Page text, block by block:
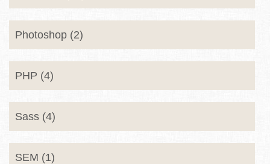
Photoshop (2)
PHP (4)
Sass (4)
SEM (1)